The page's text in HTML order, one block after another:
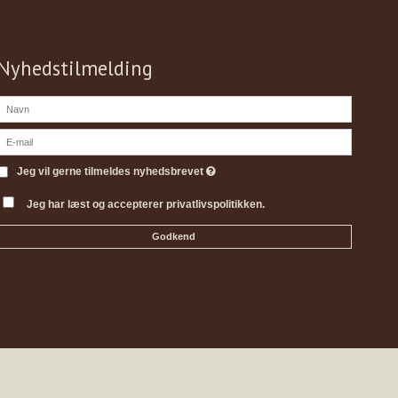
Jeg vil gerne tilmeldes nyhedsbrevet
Jeg har læst og accepterer privatlivspolitikken.
Godkend